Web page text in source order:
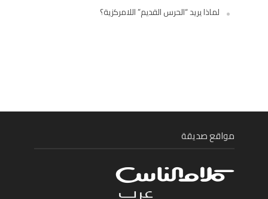
لماذا يريد “الحرس القديم” اللامركزية؟
مواقع صديقة